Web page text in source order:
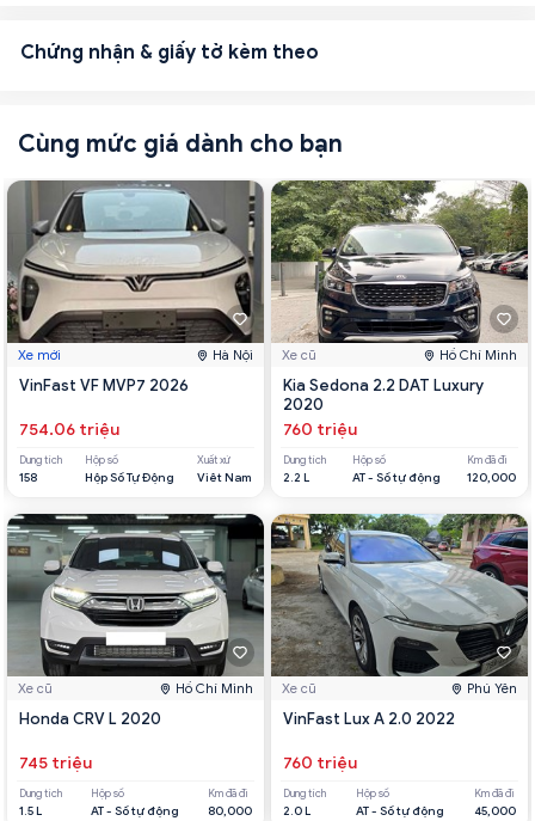
Chứng nhận & giấy tờ kèm theo
Cùng mức giá dành cho bạn
Xe mới Hà Nội
VinFast VF MVP7 2026
754.06 triệu
Dung tích
158
Hộp số
Hộp Số Tự Động
Xuất xứ
Viêt Nam
Xe cũ Hồ Chí Minh
Honda CRV L 2020
745 triệu
Dung tích
1.5 L
Hộp số
AT - Số tự động
Km đã đi
80,000
Xe cũ Hồ Chí Minh
Kia Sedona 2.2 DAT Luxury
2020
760 triệu
Dung tích
2.2 L
Hộp số
AT - Số tự động
Km đã đi
120,000
Xe cũ Phú Yên
VinFast Lux A 2.0 2022
760 triệu
Dung tích
2.0 L
Hộp số
AT - Số tự động
Km đã đi
45,000